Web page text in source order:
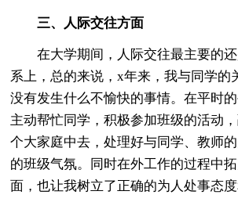
三、人际交往方面
在大学期间，人际交往最主要的还
系上，总的来说，x年来，我与同学的
没有发生什么不愉快的事情。在平时
主动帮忙同学，积极参加班级的活动
个大家庭中去，处理好与同学、教师
的班级气氛。同时在外工作的过程中
面，也让我树立了正确的为人处事态度